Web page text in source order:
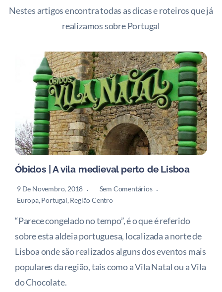
Nestes artigos encontra todas as dicas e roteiros que já
realizamos sobre Portugal
Óbidos | A vila medieval perto de Lisboa
9 De Novembro, 2018
Sem Comentários
Europa, Portugal, Região Centro
“Parece congelado no tempo”, é o que é referido
sobre esta aldeia portuguesa, localizada a norte de
Lisboa onde são realizados alguns dos eventos mais
populares da região, tais como a Vila Natal ou a Vila
do Chocolate.